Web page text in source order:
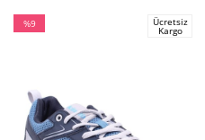
%9
Ücretsiz
Kargo